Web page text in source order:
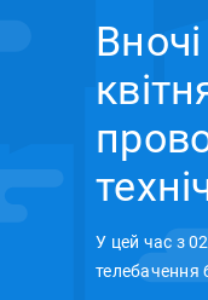
У цей час з
телебачення